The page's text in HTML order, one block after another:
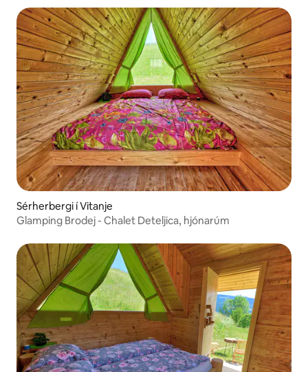
Sérherbergi í Vitanje
Glamping Brodej - Chalet Deteljica, hjónarúm